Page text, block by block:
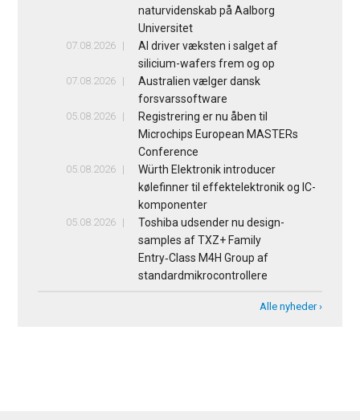
naturvidenskab på Aalborg
Universitet
07.08.2026
AI driver væksten i salget af
silicium-wafers frem og op
07.08.2026
Australien vælger dansk
forsvarssoftware
05.08.2026
Registrering er nu åben til
Microchips European MASTERs
Conference
05.08.2026
Würth Elektronik introducer
kølefinner til effektelektronik og IC-
komponenter
05.08.2026
Toshiba udsender nu design-
samples af TXZ+ Family
Entry‑Class M4H Group af
standardmikrocontrollere
Alle nyheder ›